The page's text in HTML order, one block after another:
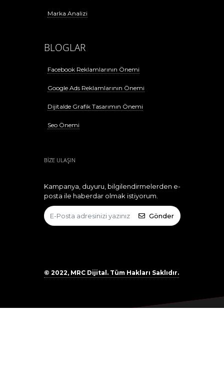
Marka Analizi
BLOGLAR
Facebook Reklamlarının Önemi
Google Ads Reklamlarının Önemi
Dijitalde Grafik Tasarımın Önemi
Seo Önemi
BİZE ULAŞIN
Kampanya, duyuru, bilgilendirmelerden e-
posta ile haberdar olmak istiyorum.
Gönder
© 2022, MRC Dijital. Tüm Hakları Saklıdır.